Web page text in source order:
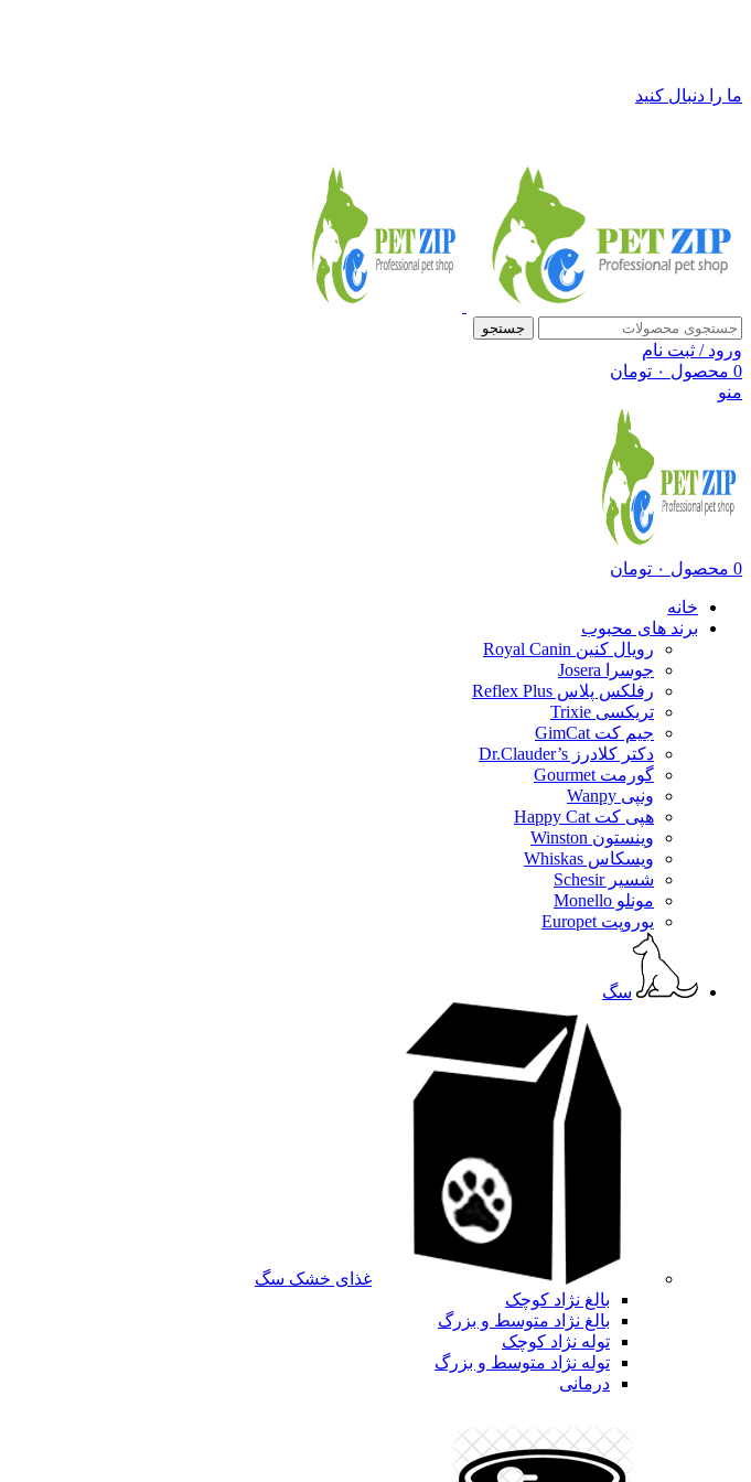
ما را دنبال کنید
جستجو
ورود / ثبت نام
0 محصول ۰ تومان
منو
0 محصول ۰ تومان
خانه
برند های محبوب
رویال کنین Royal Canin
جوسرا Josera
رفلکس پلاس Reflex Plus
تریکسی Trixie
جیم کت GimCat
دکتر کلادرز Dr.Clauder’s
گورمت Gourmet
ونپی Wanpy
هپی کت Happy Cat
وینستون Winston
ویسکاس Whiskas
شسیر Schesir
مونلو Monello
یوروپت Europet
سگ
غذای خشک سگ
بالغ نژاد کوچک
بالغ نژاد متوسط و بزرگ
توله نژاد کوچک
توله نژاد متوسط و بزرگ
درمانی